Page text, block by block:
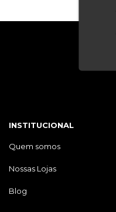
INSTITUCIONAL
Quem somos
Nossas Lojas
Blog